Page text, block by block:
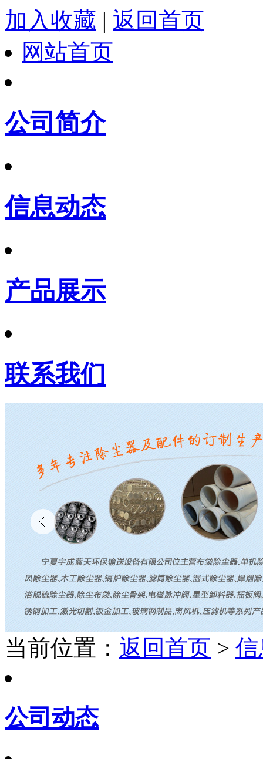
加入收藏 | 返回首页
网站首页
公司简介
信息动态
产品展示
联系我们
当前位置： 返回首页 >
公司动态